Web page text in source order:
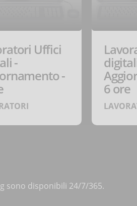
Uffici
-
-
6 ore
sono disponibili 24/7/365.